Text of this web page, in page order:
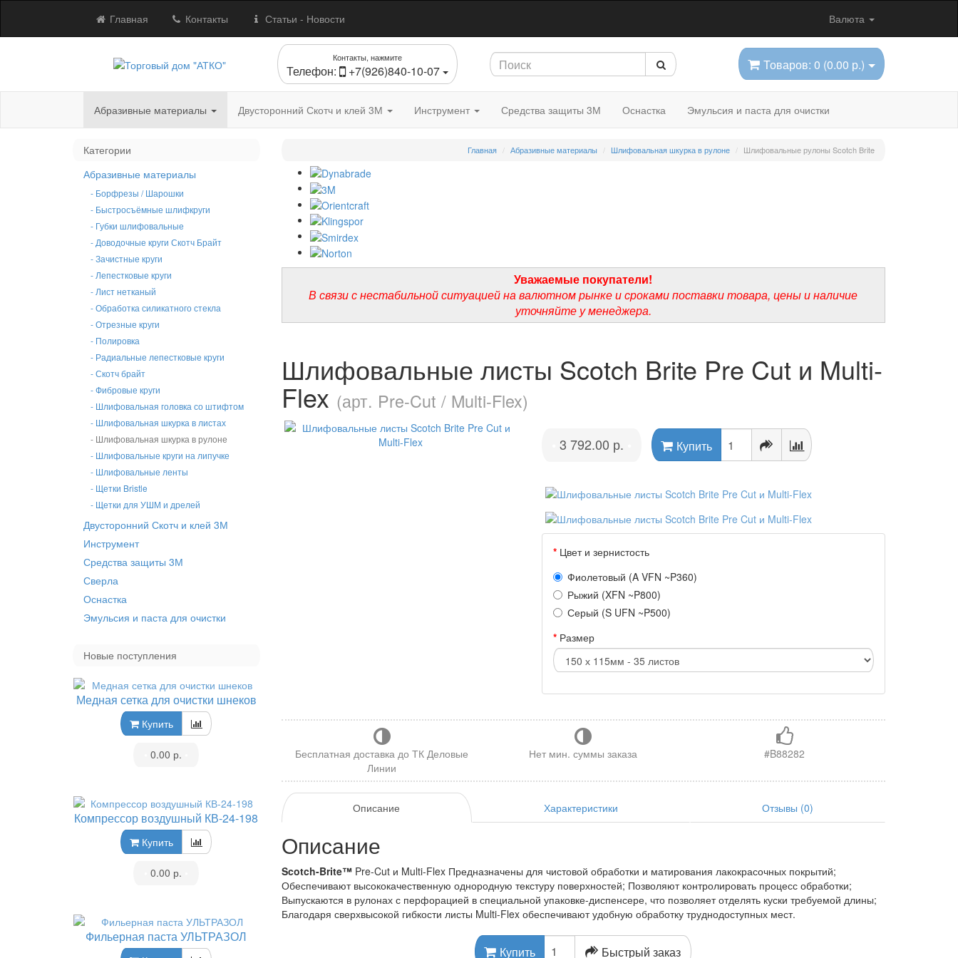
Главная Контакты Статьи - Новости Валюта
Контакты, нажмите
Телефон: +7(926)840-10-07 Товаров: 0 (0.00 р.)
Абразивные материалы Двусторонний Скотч и клей 3М Инструмент Средства защиты 3М Оснастка Эмульсия и паста для очистки
Категории
Абразивные материалы
- Борфрезы / Шарошки
- Быстросъёмные шлифкруги
- Губки шлифовальные
- Доводочные круги Скотч Брайт
- Зачистные круги
- Лепестковые круги
- Лист нетканый
- Обработка силикатного стекла
- Отрезные круги
- Полировка
- Радиальные лепестковые круги
- Скотч брайт
- Фибровые круги
- Шлифовальная головка со штифтом
- Шлифовальная шкурка в листах
- Шлифовальная шкурка в рулоне
- Шлифовальные круги на липучке
- Шлифовальные ленты
- Щетки Bristle
- Щетки для УШМ и дрелей
Двусторонний Скотч и клей 3М
Инструмент
Средства защиты 3М
Сверла
Оснастка
Эмульсия и паста для очистки
Новые поступления
Медная сетка для очистки шнеков
Купить
0.00 р.
Компрессор воздушный КВ-24-198
Купить
0.00 р.
Фильерная паста УЛЬТРАЗОЛ
Главная Абразивные материалы Шлифовальная шкурка в рулоне Шлифовальные рулоны Scotch Brite
Уважаемые покупатели!
В связи с нестабильной ситуацией на валютном рынке и сроками поставки товара, цены и наличие
уточняйте у менеджера.
Шлифовальные листы Scotch Brite Pre Cut и Multi-
Flex (арт. Pre-Cut / Multi-Flex)
3 792.00 р. Купить
Цвет и зернистость
Фиолетовый (A VFN ~P360)
Рыжий (XFN ~P800)
Серый (S UFN ~P500)
Размер
Бесплатная доставка до ТК Деловые
Линии
Нет мин. суммы заказа #B88282
Описание Характеристики Отзывы (0)
Описание
Scotch-Brite™Pre-Cut и Multi-Flex Предназначены для чистовой обработки и матирования лакокрасочных покрытий;
Обеспечивают высококачественную однородную текстуру поверхностей; Позволяют контролировать процесс обработки;
Выпускаются в рулонах с перфорацией в специальной упаковке-диспенсере, что позволяет отделять куски требуемой длины;
Благодаря сверхвысокой гибкости листы Multi-Flex обеспечивают удобную обработку труднодоступных мест.
Купить Быстрый заказ